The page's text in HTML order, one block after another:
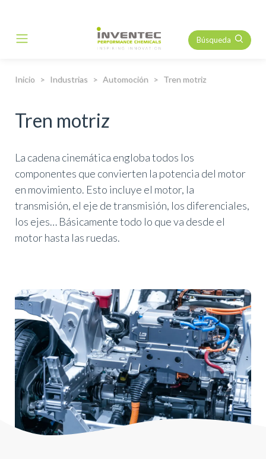
Main Navigation Búsqueda
Inicio Industrias Automoción Tren motriz
Tren motriz
La cadena cinemática engloba todos los
componentes que convierten la potencia del motor
en movimiento. Esto incluye el motor, la
transmisión, el eje de transmisión, los diferenciales,
los ejes… Básicamente todo lo que va desde el
motor hasta las ruedas.